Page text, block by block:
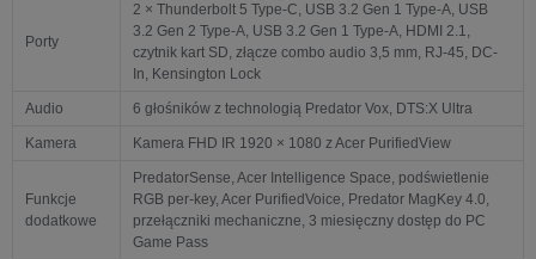
Porty
2 × Thunderbolt 5 Type-C, USB 3.2 Gen 1 Type-A, USB
3.2 Gen 2 Type-A, USB 3.2 Gen 1 Type-A, HDMI 2.1,
czytnik kart SD, złącze combo audio 3,5 mm, RJ-45, DC-
In, Kensington Lock
Audio 6 głośników z technologią Predator Vox, DTS:X Ultra
Kamera Kamera FHD IR 1920 × 1080 z Acer PurifiedView
Funkcje
dodatkowe
PredatorSense, Acer Intelligence Space, podświetlenie
RGB per-key, Acer PurifiedVoice, Predator MagKey 4.0,
przełączniki mechaniczne, 3 miesięczny dostęp do PC
Game Pass